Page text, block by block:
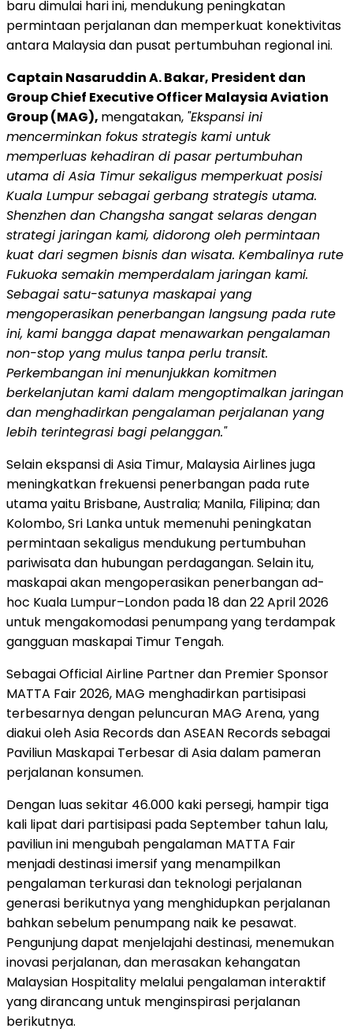
baru dimulai hari ini, mendukung peningkatan
permintaan perjalanan dan memperkuat konektivitas
antara Malaysia dan pusat pertumbuhan regional ini.
Captain Nasaruddin A. Bakar, President dan
Group Chief Executive Officer Malaysia Aviation
Group (MAG), mengatakan, "Ekspansi ini
mencerminkan fokus strategis kami untuk
memperluas kehadiran di pasar pertumbuhan
utama di Asia Timur sekaligus memperkuat posisi
Kuala Lumpur sebagai gerbang strategis utama.
Shenzhen dan Changsha sangat selaras dengan
strategi jaringan kami, didorong oleh permintaan
kuat dari segmen bisnis dan wisata. Kembalinya rute
Fukuoka semakin memperdalam jaringan kami.
Sebagai satu-satunya maskapai yang
mengoperasikan penerbangan langsung pada rute
ini, kami bangga dapat menawarkan pengalaman
non-stop yang mulus tanpa perlu transit.
Perkembangan ini menunjukkan komitmen
berkelanjutan kami dalam mengoptimalkan jaringan
dan menghadirkan pengalaman perjalanan yang
lebih terintegrasi bagi pelanggan."
Selain ekspansi di Asia Timur, Malaysia Airlines juga
meningkatkan frekuensi penerbangan pada rute
utama yaitu Brisbane, Australia; Manila, Filipina; dan
Kolombo, Sri Lanka untuk memenuhi peningkatan
permintaan sekaligus mendukung pertumbuhan
pariwisata dan hubungan perdagangan. Selain itu,
maskapai akan mengoperasikan penerbangan ad-
hoc Kuala Lumpur–London pada 18 dan 22 April 2026
untuk mengakomodasi penumpang yang terdampak
gangguan maskapai Timur Tengah.
Sebagai Official Airline Partner dan Premier Sponsor
MATTA Fair 2026, MAG menghadirkan partisipasi
terbesarnya dengan peluncuran MAG Arena, yang
diakui oleh Asia Records dan ASEAN Records sebagai
Paviliun Maskapai Terbesar di Asia dalam pameran
perjalanan konsumen.
Dengan luas sekitar 46.000 kaki persegi, hampir tiga
kali lipat dari partisipasi pada September tahun lalu,
paviliun ini mengubah pengalaman MATTA Fair
menjadi destinasi imersif yang menampilkan
pengalaman terkurasi dan teknologi perjalanan
generasi berikutnya yang menghidupkan perjalanan
bahkan sebelum penumpang naik ke pesawat.
Pengunjung dapat menjelajahi destinasi, menemukan
inovasi perjalanan, dan merasakan kehangatan
Malaysian Hospitality melalui pengalaman interaktif
yang dirancang untuk menginspirasi perjalanan
berikutnya.